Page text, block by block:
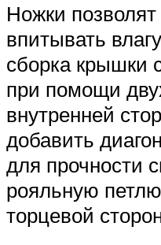
Ножки
впитывать
сборка крышки
при помощи
внутренней
добавить
для прочности
рояльную
торцевой